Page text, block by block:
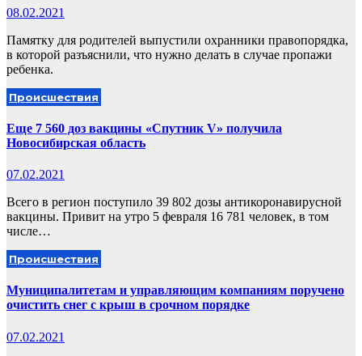
08.02.2021
Памятку для родителей выпустили охранники правопорядка,
в которой разъяснили, что нужно делать в случае пропажи
ребенка.
Происшествия
Еще 7 560 доз вакцины «Спутник V» получила
Новосибирская область
07.02.2021
Всего в регион поступило 39 802 дозы антикоронавирусной
вакцины. Привит на утро 5 февраля 16 781 человек, в том
числе…
Происшествия
Муниципалитетам и управляющим компаниям поручено
очистить снег с крыш в срочном порядке
07.02.2021